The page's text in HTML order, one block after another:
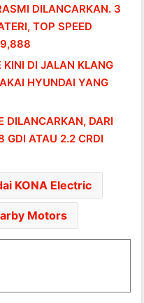
DILANCARKAN. 3
TOP SPEED
KINI DI JALAN KLANG
HYUNDAI YANG
DILANCARKAN, DARI
ATAU 2.2 CRDI
KONA Electric
Motors